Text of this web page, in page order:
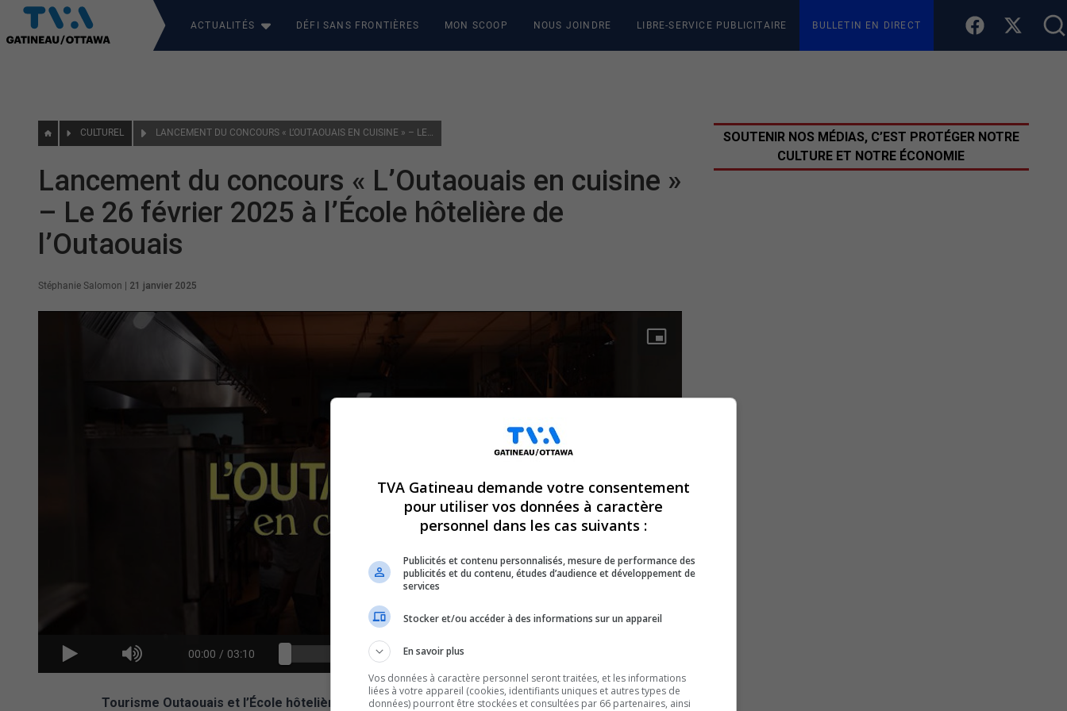
ACTUALITÉS DÉFI SANS FRONTIÈRES MON SCOOP NOUS JOINDRE LIBRE-SERVICE PUBLICITAIRE BULLETIN EN DIRECT
CULTUREL LANCEMENT DU CONCOURS « L’OUTAOUAIS EN CUISINE » – LE 26 FÉVRIER 2025 À L’ÉCOLE HÔTELIÈRE DE L’OUTAOUAIS
Lancement du concours « L’Outaouais en cuisine »
– Le 26 février 2025 à l’École hôtelière de
l’Outaouais
Stéphanie Salomon 21 janvier 2025
00:00 / 03:10
Tourisme Outaouais et l’École hôtelière de l’Outaouais s’unissent pour la toute
SOUTENIR NOS MÉDIAS, C’EST PROTÉGER NOTRE
CULTURE ET NOTRE ÉCONOMIE
TVA Gatineau demande votre consentement
pour utiliser vos données à caractère
personnel dans les cas suivants :
Publicités et contenu personnalisés, mesure de performance des
publicités et du contenu, études d’audience et développement de
services
Stocker et/ou accéder à des informations sur un appareil
En savoir plus
Vos données à caractère personnel seront traitées, et les informations
liées à votre appareil (cookies, identifiants uniques et autres types de
données) pourront être stockées et consultées par 66 partenaires, ainsi